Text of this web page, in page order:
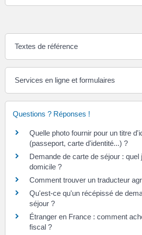
Textes de référence
Services en ligne et formulaires
Questions ? Réponses !
Quelle photo fournir pour un titre
(passeport, carte d'identité...) ?
Demande de carte de séjour : quel
domicile ?
Comment trouver un traducteur
Qu'est-ce qu'un récépissé de
séjour ?
Étranger en France : comment
fiscal ?